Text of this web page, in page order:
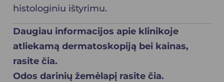
histologiniu ištyrimu.
Daugiau informacijos apie klinikoje
atliekamą dermatoskopiją bei kainas,
rasite čia.
Odos darinių žemėlapį rasite čia.